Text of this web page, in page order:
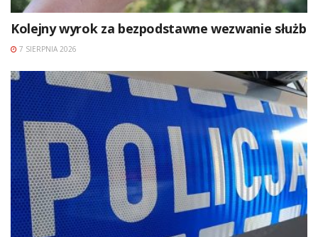
Kolejny wyrok za bezpodstawne wezwanie służb
7 SIERPNIA 2026